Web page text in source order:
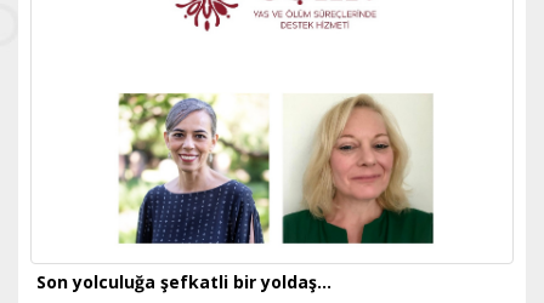
Son yolculuğa şefkatli bir yoldaş...